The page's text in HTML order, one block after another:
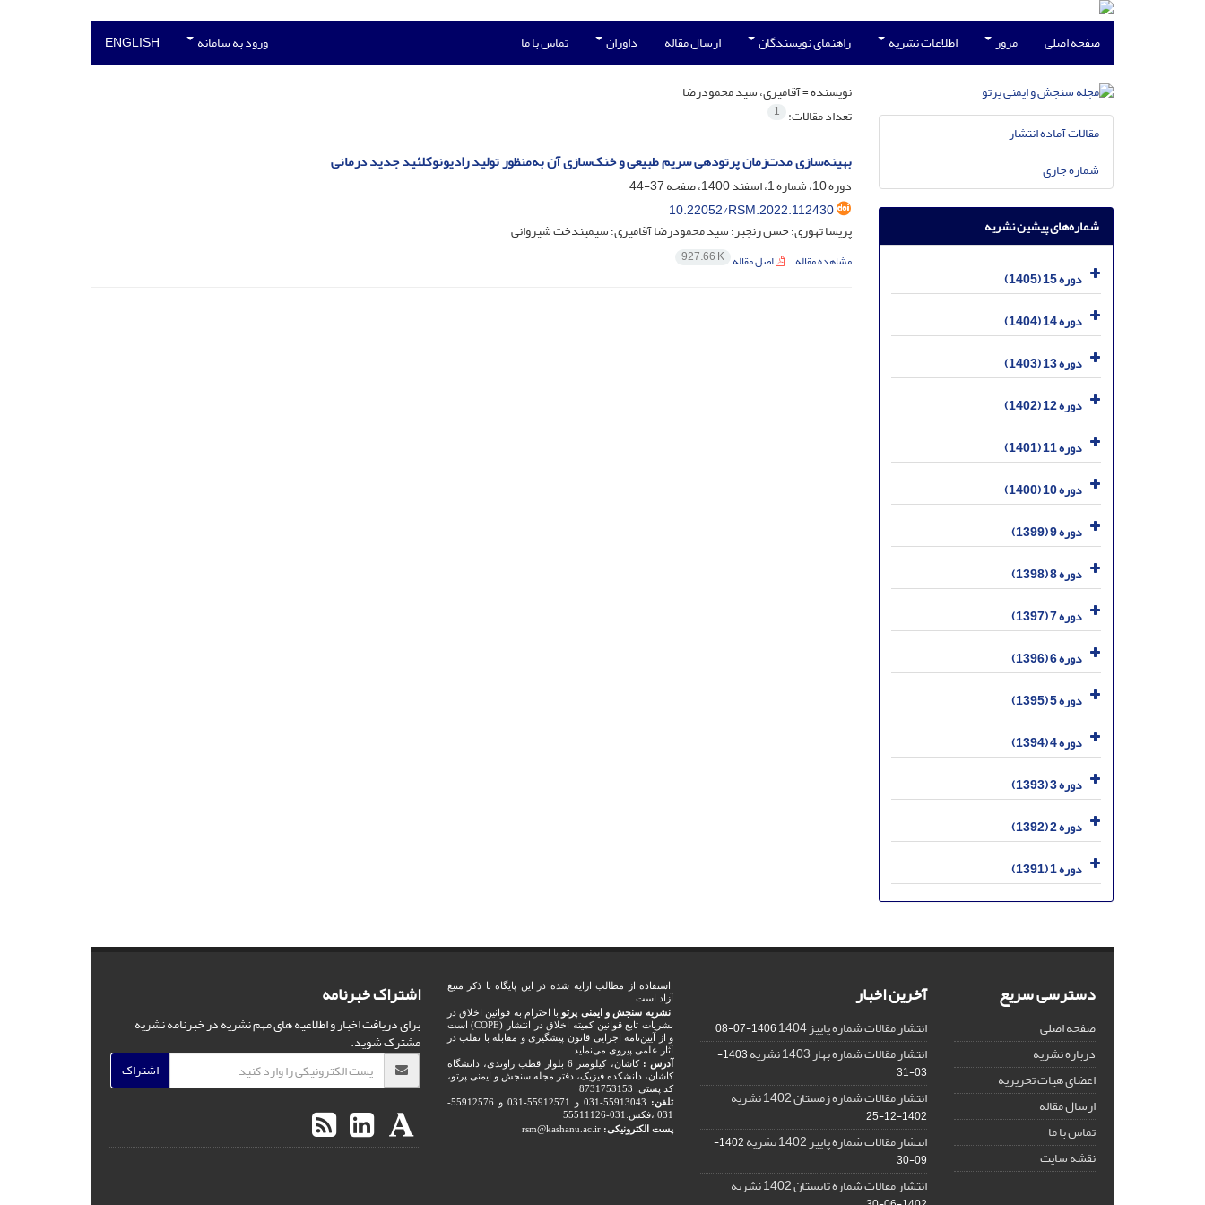
صفحه اصلی مرور اطلاعات نشریه راهنمای نویسندگان ارسال مقاله داوران تماس با ما ورود به سامانه ENGLISH
نویسنده =آقامیری، سید محمودرضا
تعداد مقالات: 1
بهینه‌سازی مدت‌زمان پرتودهی سریم طبیعی و خنک‌سازی آن به‌منظور تولید رادیونوکلئید جدید درمانی
دوره 10، شماره 1، اسفند 1400، صفحه
37-44
10.22052/RSM.2022.112430
پریسا تهوری؛ حسن رنجبر؛ سید محمودرضا آقامیری؛ سیمیندخت شیروانی
مشاهده مقاله اصل مقاله 927.66 K
مقالات آماده انتشار
شماره جاری
شماره‌های پیشین نشریه
دوره 15 (1405)
دوره 14 (1404)
دوره 13 (1403)
دوره 12 (1402)
دوره 11 (1401)
دوره 10 (1400)
دوره 9 (1399)
دوره 8 (1398)
دوره 7 (1397)
دوره 6 (1396)
دوره 5 (1395)
دوره 4 (1394)
دوره 3 (1393)
دوره 2 (1392)
دوره 1 (1391)
دسترسی سریع
صفحه اصلی
درباره نشریه
اعضای هیات تحریریه
ارسال مقاله
تماس با ما
نقشه سایت
آخرین اخبار
انتشار مقالات شماره پاییز 1404 1406-07-08
انتشار مقالات شماره بهار 1403 نشریه
1403-
03-31
انتشار مقالات شماره زمستان 1402 نشریه
1402-12-25
انتشار مقالات شماره پاییز 1402 نشریه
1402-
09-30
انتشار مقالات شماره تابستان 1402 نشریه
استفاده از مطالب ارایه شده در این پایگاه با ذکر منبع
آزاد است.
نشریه سنجش و ایمنی پرتو با احترام به قوانین اخلاق در
نشریات تابع قوانین کمیته اخلاق در انتشار (COPE) است
و از آیین‌نامه اجرایی قانون پیشگیری و مقابله با تقلب در
آثار علمی پیروی می‌نماید.
آدرس :
کاشان، کیلومتر 6 بلوار قطب راوندی، دانشگاه
کاشان، دانشکده فیزیک، دفتر مجله سنجش و ایمنی پرتو،
کد پستی: 8731753153
تلفن:
55913043-031 و 55912571-031 و 55912576-
031 ،فکس:031-55511126
پست الکترونیکی: rsm@kashanu.ac.ir
اشتراک خبرنامه
برای دریافت اخبار و اطلاعیه های مهم نشریه در خبرنامه نشریه
مشترک شوید.
اشتراک